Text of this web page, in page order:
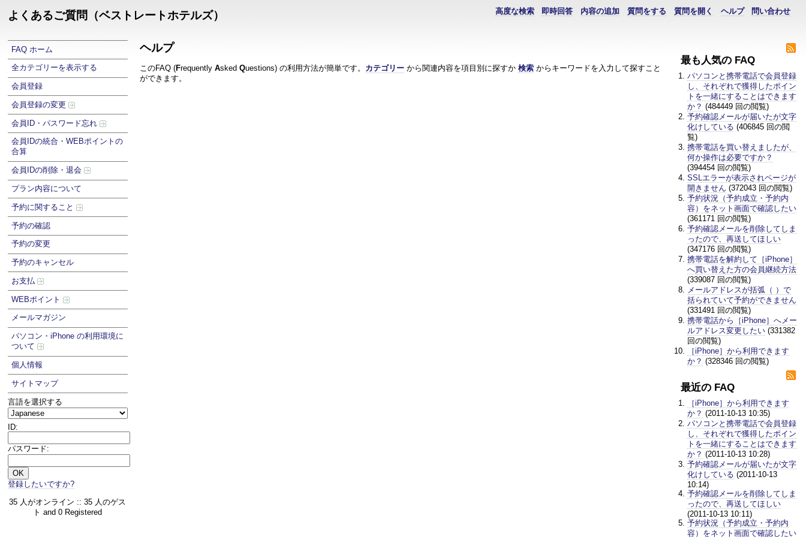
よくあるご質問（ベストレートホテルズ） 問い合わせ
ヘルプ
質問を開く
質問をする
内容の追加
即時回答
高度な検索
FAQ ホーム
全カテゴリーを表示する
会員登録
会員登録の変更
会員ID・パスワード忘れ
会員IDの統合・WEBポイントの
合算
会員IDの削除・退会
プラン内容について
予約に関すること
予約の確認
予約の変更
予約のキャンセル
お支払
WEBポイント
メールマガジン
パソコン・iPhone の利用環境に
ついて
個人情報
サイトマップ
言語を選択する
ID:
パスワード:
登録したいですか?
35 人がオンライン :: 35 人のゲス
ト and 0 Registered
最も人気の FAQ
パソコンと携帯電話で会員登録
し、それぞれで獲得したポイン
トを一緒にすることはできます
か？ (484449 回の閲覧)
予約確認メールが届いたが文字
化けしている (406845 回の閲
覧)
携帯電話を買い替えましたが、
何か操作は必要ですか？
(394454 回の閲覧)
SSLエラーが表示されページが
開きません (372043 回の閲覧)
予約状況（予約成立・予約内
容）をネット画面で確認したい
(361171 回の閲覧)
予約確認メールを削除してしま
ったので、再送してほしい
(347176 回の閲覧)
携帯電話を解約して［iPhone］
へ買い替えた方の会員継続方法
(339087 回の閲覧)
メールアドレスが括弧（ ）で
括られていて予約ができません
(331491 回の閲覧)
携帯電話から［iPhone］へメー
ルアドレス変更したい (331382
回の閲覧)
［iPhone］から利用できます
か？ (328346 回の閲覧)
最近の FAQ
［iPhone］から利用できます
か？ (2011-10-13 10:35)
パソコンと携帯電話で会員登録
し、それぞれで獲得したポイン
トを一緒にすることはできます
か？ (2011-10-13 10:28)
予約確認メールが届いたが文字
化けしている (2011-10-13
10:14)
予約確認メールを削除してしま
ったので、再送してほしい
(2011-10-13 10:11)
予約状況（予約成立・予約内
容）をネット画面で確認したい
ヘルプ
このFAQ (Frequently Asked Questions) の利用方法が簡単です。 カテゴリーから関連内容を項目別に探すか 検索からキーワードを入力して探すこと
ができます。